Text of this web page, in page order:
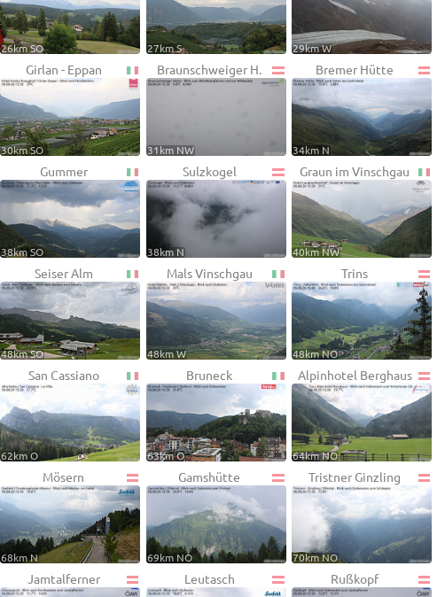
26km SO 27km S 29km W
Girlan - Eppan
30km SO
Braunschweiger H.
31km NW
Bremer Hütte
34km N
Gummer
38km SO
Sulzkogel
38km N
Graun im Vinschgau
40km NW
Seiser Alm
48km SO
Mals Vinschgau
48km W
Trins
48km NO
San Cassiano
62km O
Bruneck
63km O
Alpinhotel Berghaus
64km NO
Mösern
68km N
Gamshütte
69km NO
Tristner Ginzling
70km NO
Jamtalferner Leutasch Rußkopf